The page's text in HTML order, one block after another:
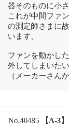
器そのものに小
これが中間ファ
の測定師さまに
います。
ファンを動かし
外してしまいた
（メーカーさん
No.40485 【A-3】